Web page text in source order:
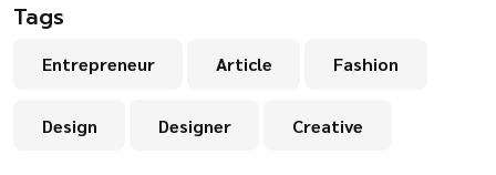
Tags
Entrepreneur Article Fashion
Design Designer Creative